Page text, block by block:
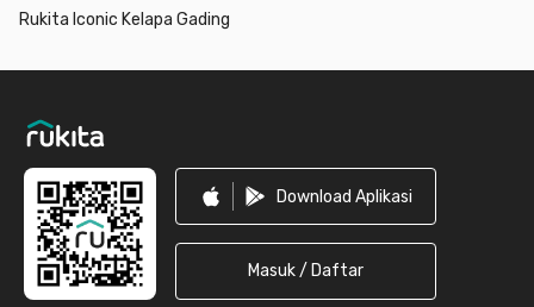
Rukita Iconic Kelapa Gading
Download Aplikasi
Masuk / Daftar